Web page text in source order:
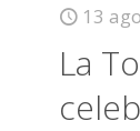
13
La